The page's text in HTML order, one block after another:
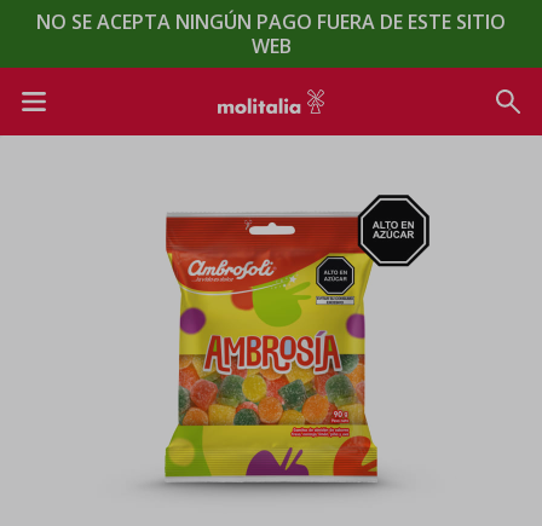
NO SE ACEPTA NINGÚN PAGO FUERA DE ESTE SITIO
WEB